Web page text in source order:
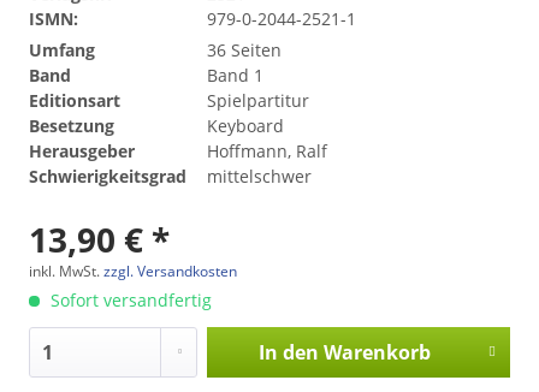
ISMN:
979-0-2044-2521-1
Umfang
36 Seiten
Band
Band 1
Editionsart
Spielpartitur
Besetzung
Keyboard
Herausgeber
Hoffmann, Ralf
Schwierigkeitsgrad
mittelschwer
13,90 € *
inkl. MwSt.zzgl. Versandkosten
Sofort versandfertig
In den Warenkorb